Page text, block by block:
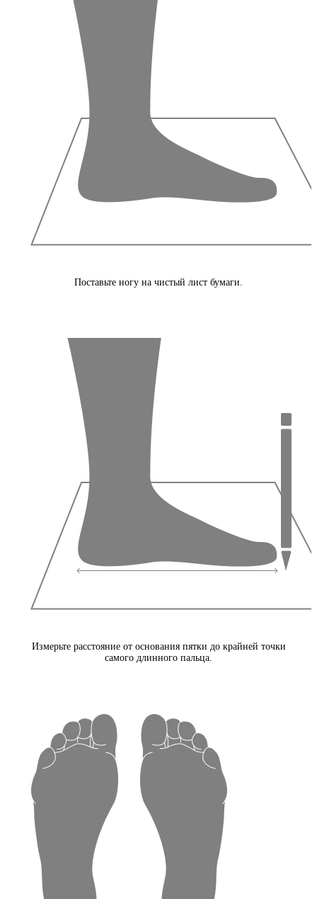
Поставьте ногу на чистый лист бумаги.
Измерьте расстояние от основания пятки до крайней точки
самого длинного пальца.